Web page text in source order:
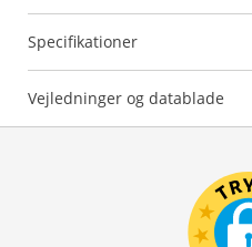
Specifikationer
Vejledninger og datablade